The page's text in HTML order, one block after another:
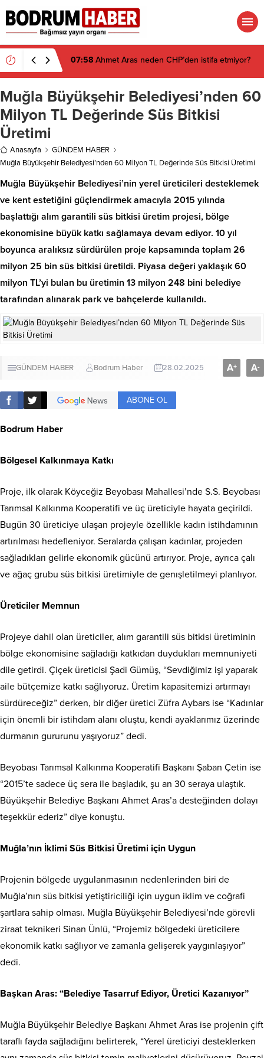
07:58 Ahmet Aras neden CHP’den istifa etmiyor?
Muğla Büyükşehir Belediyesi’nden 60
Milyon TL Değerinde Süs Bitkisi
Üretimi
Anasayfa
GÜNDEM HABER
Muğla Büyükşehir Belediyesi’nden 60 Milyon TL Değerinde Süs Bitkisi Üretimi
Muğla Büyükşehir Belediyesi’nin yerel üreticileri desteklemek
ve kent estetiğini güçlendirmek amacıyla 2015 yılında
başlattığı alım garantili süs bitkisi üretim projesi, bölge
ekonomisine büyük katkı sağlamaya devam ediyor. 10 yıl
boyunca aralıksız sürdürülen proje kapsamında toplam 26
milyon 25 bin süs bitkisi üretildi. Piyasa değeri yaklaşık 60
milyon TL’yi bulan bu üretimin 13 milyon 248 bini belediye
tarafından alınarak park ve bahçelerde kullanıldı.
GÜNDEM HABER Bodrum Haber 28.02.2025 A+ A-
ABONE OL
Bodrum Haber
Bölgesel Kalkınmaya Katkı
Proje, ilk olarak Köyceğiz Beyobası Mahallesi’nde S.S. Beyobası
Tarımsal Kalkınma Kooperatifi ve üç üreticiyle hayata geçirildi.
Bugün 30 üreticiye ulaşan projeyle özellikle kadın istihdamının
artırılması hedefleniyor. Seralarda çalışan kadınlar, projeden
sağladıkları gelirle ekonomik gücünü artırıyor. Proje, ayrıca çalı
ve ağaç grubu süs bitkisi üretimiyle de genışletilmeyi planlıyor.
Üreticiler Memnun
Projeye dahil olan üreticiler, alım garantili süs bitkisi üretiminin
bölge ekonomisine sağladığı katkıdan duydukları memnuniyeti
dile getirdi. Çiçek üreticisi Şadi Gümüş, “Sevdiğimiz işi yaparak
aile bütçemize katkı sağlıyoruz. Üretim kapasitemizi artırmayı
sürdüreceğiz” derken, bir diğer üretici Züfra Aybars ise “Kadınlar
için önemli bir istihdam alanı oluştu, kendi ayaklarımız üzerinde
durmanın gururunu yaşıyoruz” dedi.
Beyobası Tarımsal Kalkınma Kooperatifi Başkanı Şaban Çetin ise
“2015’te sadece üç sera ile başladık, şu an 30 seraya ulaştık.
Büyükşehir Belediye Başkanı Ahmet Aras’a desteğinden dolayı
teşekkür ederiz” diye konuştu.
Muğla’nın İklimi Süs Bitkisi Üretimi için Uygun
Projenin bölgede uygulanmasının nedenlerinden biri de
Muğla’nın süs bitkisi yetiştiriciliği için uygun iklim ve coğrafi
şartlara sahip olması. Muğla Büyükşehir Belediyesi’nde görevli
ziraat teknikeri Sinan Ünlü, “Projemiz bölgedeki üreticilere
ekonomik katkı sağlıyor ve zamanla gelişerek yaygınlaşıyor”
dedi.
Başkan Aras: “Belediye Tasarruf Ediyor, Üretici Kazanıyor”
Muğla Büyükşehir Belediye Başkanı Ahmet Aras ise projenin çift
taraflı fayda sağladığını belirterek, “Yerel üreticiyi desteklerken